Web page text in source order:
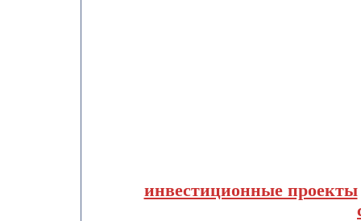
инвестиционные проекты